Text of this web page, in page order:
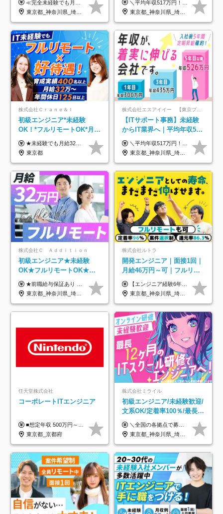
型自由
≪完全未経験でも月給40万円以上も可能です！≫ -------------- 【1】ITエンジニア 月給26万円～50万円＋プロジェクト手当＋資格手当 【2】IT事務、営業事務 月給26万円～50万円＋プロジェクト手当＋資格手当 ≪【1】【2】共通≫ ★上記給与には固定残業代20時間分(月3万719円～)を含みます。残業が超過した場合は、追加支給します(残業は月平均3時間とほぼ発生しません。残業がなくても、固定残業代は支給されます) ★試用期間6ヵ月あり（期間中は月給23万1000円～。固定残業代20時間分3万719円～を含む／超過分は別途支給） -------------- 【3】SES営業、SaaS営業 月給30万円以上＋インセンティブ＋各種手当 ★上記給与には固定残業代45時間分(月7万6967円～)を含みます。残業が超過した場合は、追加支給します(残業は月平均3時間とほぼ発生しません。残業がなくても、固定残業代は支給されます) ★試用期間6ヵ月あり(期間中も給与や福利厚生は同じです)
東京都_神奈川県_埼玉県_千葉県_大阪府_愛知県_北海道_青森県_岩手県_宮城県_秋田県_山形県_福島県_茨城県_栃木県_群馬県_新潟県_山梨県_長野県_富山県_石川県_福井県_静岡県_岐阜県_三重県_兵庫県_京都府_滋賀県_奈良県_和歌山県_広島県_岡山県_鳥取県_島根県_山口県_徳島県_香川県_愛媛県_高知県_福岡県_熊本県_佐賀県_長崎県_大分県_宮崎県_鹿児島県_沖縄県
年3回◆5年目まで必ず昇給
＼平均年収517万円！入社5年目まで毎年必ず昇給／ ■賞与年3回 ■年収800万円以上も可 ■入社3年以上の平均年収469.2万円 月給23万2000円以上＋賞与年3回＋各種手当 ☆入社5年目まで最大1万5000円の定期昇給を確約 ┃各種手当充実 ・規定の資格を取得すれば、2000円～5万円を毎月支給（2万4000円～60万円／年） ・研修中に取得した取得率95％の資格でも研修後の給料UP ※月給は年齢・経験・能力を考慮して、優遇いたします ※上記月給金額は固定残業代（20時間/3万1300円円以上）を含み、超過分は別途支給いたします ※試用期間（6ヶ月）は月給に変動はありますが、その他待遇に差異はありません ├入社後1ヶ月～3ヶ月間は、月給20万1900円となります └上記金額は固定残業代（10時間／1万6000円）を含み、超過分は別途支給いたします
東京都_神奈川県_埼玉県_千葉県_大阪府_愛知県_北海道_青森県_岩手県_宮城県_秋田県_山形県_福島県_茨城県_栃木県_群馬県_新潟県_山梨県_長野県_富山県_石川県_福井県_静岡県_岐阜県_三重県_兵庫県_京都府_滋賀県_奈良県_和歌山県_広島県_岡山県_鳥取県_島根県_山口県_徳島県_香川県_愛媛県_高知県_福岡県_熊本県_佐賀県_長崎県_大分県_宮崎県_鹿児島県_沖縄県
株式会社Ｃｒａｎｅ＆Ｉ
初級エンジニア*未経験
OK！*フルリモートOK*月給
32万～*残業月9.8h*1ヶ月の
研修*資格取得率100％
★未経験でも月給32万円スタート★ 月収32万円～35万円＋各種手当（資格手当だけで毎月15万の上乗せ実績あり！） ★資格手当豊富！1資格につき最大3万円支給 ★功績手当の導入で、毎月のお給与に上乗せで最大10万円支給している社員も！ ★1回の昇級で年収数十万UPも可 ★ゆくゆくは年収1000万以上も目指せる 年俸384万円～1,162万8,000円（12分割） ※経験・スキルを考慮の上決定します ※上記金額には固定残業代（月30h分・60,800円～66,500円）を含みます ※超過分は別途全額支給します ※試用期間2ヶ月間あり（その他待遇に差異はありません）
東京都
株式会社エスアイイー 【東京プロマーケット上場】
【ITサポート事務】未経験
からIT業界へ｜平均年収517
万円｜ホワイト企業認定｜
年休134日｜リモートOK
＼平均年収517万円！入社5年目まで毎年必ず昇給／ ■賞与年3回 ■年収800万円以上も可 ■入社3年以上の平均年収469.2万円 月給23万2000円以上＋賞与年3回＋各種手当 ☆入社5年目まで最大1万5000円の定期昇給を確約 ┃各種手当充実 ・規定の資格を取得すれば、2000円～5万円を毎月支給（2万4000円～60万円／年） ・研修中に取得した取得率95％の資格でも研修後の給料UP ※月給は年齢・経験・能力を考慮して、優遇いたします ※上記月給金額は固定残業代（20時間/3万1300円円以上）を含み、超過分は別途支給いたします ※試用期間（6ヶ月）は月給に変動はありますが、その他待遇に差異はありません ├入社後1ヶ月～3ヶ月間は、月給20万1900円となります └上記金額は固定残業代（10時間／1万6000円）を含み、超過分は別途支給いたします
東京都_神奈川県_埼玉県_千葉県_大阪府_愛知県_北海道_青森県_岩手県_宮城県_秋田県_山形県_福島県_茨城県_栃木県_群馬県_新潟県_山梨県_長野県_富山県_石川県_福井県_静岡県_岐阜県_三重県_兵庫県_京都府_滋賀県_奈良県_和歌山県_広島県_岡山県_鳥取県_島根県_山口県_徳島県_香川県_愛媛県_高知県_福岡県_熊本県_佐賀県_長崎県_大分県_宮崎県_鹿児島県_沖縄県
株式会社Ｃ Ａｄｄｉｔｉｏｎ
初級エンジニア★未経験
OK★フルリモートOK★月
給32万円～★残業月10h＆
年休120日以上★副業可
★前職給与保証あり ★月給32万円以上＋インセンティブあり 月給32万円以上＋インセンティブ＋各種手当 ※上記には固定残業代（月30時間・44,400円～）を含みます ※超過分は別途支給します ※試用期間はございません ★＼成果＝あなたの収入／★ 【1】案件単価ー8万円＝あなたの給与 参画したプロジェクトの案件単価から 一律8万円引いた金額があなたの給与です！ （月給例） ■1人称での構築・小規模な詳細設計 案件単価55万円ー8万円＝月給47万円（還元率85.5%） ■大型案件の設計・構築やプロジェクト管理 案件単価90万円ー8万円＝月給82万円（還元率91.1%） ‥‥‥‥‥‥‥‥‥‥‥‥‥‥‥‥‥‥ 【2】月給の他にも豊富なインセンティブあり 全員が月3～13万円のインセンティブをゲットしています！ ≪インセンティブ制度≫ 稼働している現場で増員・交代が発生し、 当社の人員を配属が決定した際に支給。 ◇C Addition正社員が参画 ：実粗利の10%／毎月 ◇協力会社所属の社員が参画：実粗利の30%／毎月 ≪リファラル制度≫ あなたの知り合いが当社のメンバーになった際に、 毎月1人あたり2万円支給します◎ ‥‥‥‥‥‥‥‥‥‥‥‥‥‥‥‥‥‥
東京都_神奈川県_埼玉県_千葉県_大阪府_愛知県_北海道_青森県_岩手県_宮城県_秋田県_山形県_福島県_茨城県_栃木県_群馬県_新潟県_山梨県_長野県_富山県_石川県_福井県_静岡県_岐阜県_三重県_兵庫県_京都府_滋賀県_奈良県_和歌山県_広島県_岡山県_鳥取県_島根県_山口県_徳島県_香川県_愛媛県_高知県_福岡県_熊本県_佐賀県_長崎県_大分県_宮崎県_鹿児島県_沖縄県
株式会社ルトラ
開発エンジニア｜面接1回｜
月給46万円～可｜フルリモ
ートも可｜案件選択制｜定
着率96％以上｜副業OK｜住
宅手当
【エンジニア経験6年以上の方】 月給46万円～100万円（固定残業代含む） ※上記月給には月30時間分の固定残業代（月8万7,400円～月19万円）を含む。超過分は全額支給。 【エンジニア経験4年以上の方】 月給42万円～100万円（固定残業代含む） ※上記月給には月30時間分の固定残業代（月7万9,800円～月19万円）を含む。超過分は全額支給。 【エンジニア経験4年未満の方】 月給38万円～100万円（固定残業代含む） ※上記月給には月30時間分の固定残業代（月7万2,200円～月19万円）を含む。超過分は全額支給。 ※経験、スキル、前職給与などを踏まえて決定。 ◆ルトラの給与制度のポイント！◆ ・社員の95%が入社時に年収UP！最高で300万円UPの実績も ・平均還元率86.3%（交通費・住宅手当・会社負担分の社保も含む） ・人柄やポテンシャルを評価し、スキル以上の希望年収を提示することも ・退職金制度やリファラル手当（平均50万円）あり
東京都_神奈川県_埼玉県_千葉県_大阪府_愛知県_北海道_青森県_岩手県_宮城県_秋田県_山形県_福島県_茨城県_栃木県_群馬県_新潟県_山梨県_長野県_富山県_石川県_福井県_静岡県_岐阜県_三重県_兵庫県_京都府_滋賀県_奈良県_和歌山県_広島県_岡山県_鳥取県_島根県_山口県_徳島県_香川県_愛媛県_高知県_福岡県_熊本県_佐賀県_長崎県_大分県_宮崎県_鹿児島県_沖縄県
任天堂株式会社
コーポレートITエンジニア
■想定年収 500万円～900万円 月給制 月給278,000円～ ※残業が発生した場合、残業代を別途全額支給します ※試用期間2ヶ月あり(待遇や給与に差異はありません)
東京都_京都府
株式会社ミライル
初級エンジニア/未経験歓迎/
文系OK/定着率100％/最長1
年の自社ITスクール研修あ
り/年休130日
＼全国の各拠点で募集中！／ 給与は以下の通り、勤務地により異なります。 札幌：月給23万円～27万円 仙台：月給22万円～26万円 新潟：月給22万円～26万円 東京：月給26万円～30万円 大阪：月給24万円～29万円 福岡：月給23.5万円～27万円 沖縄：月給21万円～26万円 ◎給与は知識や経験を考慮して決定します。 ◎残業は別途全額支給します。 ◎試用期間12カ月あり（給与は以下の通りです。その他条件に変更はありません） （試用期間の給与） 札幌：月給18.6万円～ 仙台：月給19万円～ 新潟：月給18万円～ 東京：月給22万円～ 大阪：月給20.8万円～ 福岡：月給19万円～ 沖縄：月給18万円～
東京都_神奈川県_埼玉県_千葉県_大阪府_愛知県_北海道_青森県_岩手県_宮城県_秋田県_山形県_福島県_茨城県_栃木県_群馬県_新潟県_山梨県_長野県_富山県_石川県_福井県_静岡県_岐阜県_三重県_兵庫県_京都府_滋賀県_奈良県_和歌山県_広島県_岡山県_鳥取県_島根県_山口県_徳島県_香川県_愛媛県_高知県_福岡県_熊本県_佐賀県_長崎県_大分県_宮崎県_鹿児島県_沖縄県